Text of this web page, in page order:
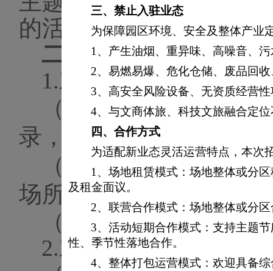
三、禁止入驻业态
为保障园区环境、安全及整体产业
1、产生油烟、重异味、高噪音、
2、易燃易爆、危化仓储、废品回
3、高安全风险设备、无资质经营
4、与文商体旅、科技文旅融合定
四、合作方式
为适配新业态灵活运营特点，本次
1、场地租赁模式：场地整体或分
及租金面议。
2、联营合作模式：场地整体或分
3、活动短期合作模式：支持主题
性、季节性落地合作。
4、整体打包运营模式：欢迎具备
的活动氛围。
二、项目要求：
1.对参选方要求
（
1）参选方需有良
录，公司经营良好。
（
2）具有国内主题
场所等投放的成功案例
（
3）该项目不接受联
2.对项目要求